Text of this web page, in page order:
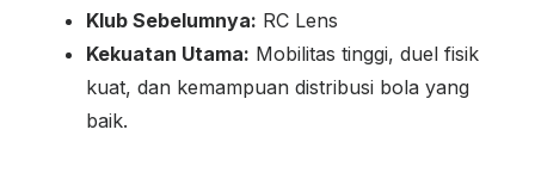
Klub Sebelumnya: RC Lens
Kekuatan Utama: Mobilitas tinggi, duel fisik
kuat, dan kemampuan distribusi bola yang
baik.